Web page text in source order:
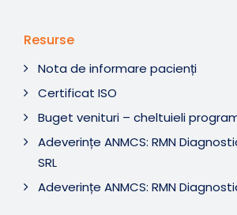
Resurse
Nota de informare pacienți
Certificat ISO
Buget venituri – cheltuieli
Adeverințe ANMCS: RMN
SRL
Adeverințe ANMCS: RMN